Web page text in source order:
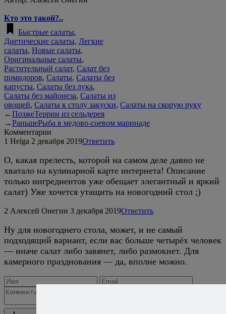
Кто это такой?..
Быстрые салаты,
Диетические салаты, Легкие
салаты, Новые салаты,
Оригинальные салаты,
Растительный салат, Салат без
помидоров, Салаты, Салаты без
капусты, Салаты без лука,
Салаты без майонеза, Салаты из
овощей, Салаты к столу закуски, Салаты на скорую руку
←ПозжеТеррин из сельдерея
→РаньшеРыба в медово-соевом маринаде
Комментарии
1 Helga 2 декабря 2019Ответить
О, какая прелесть, которой на самом деле давно не
хватало на кулинарной карте интернета! Описание
только ингредиентов уже обещает элегантный и яркий
салат) Уже хочется утащить на новогодний стол ;)
2 Алексей Онегин 3 декабря 2019Ответить
Ну для новогоднего стола, может, и не самый
подходящий вариант, если вас больше четырёх человек
— иначе салат либо завянет, либо размокнет. Для
камерного празднования — да, вполне можно.